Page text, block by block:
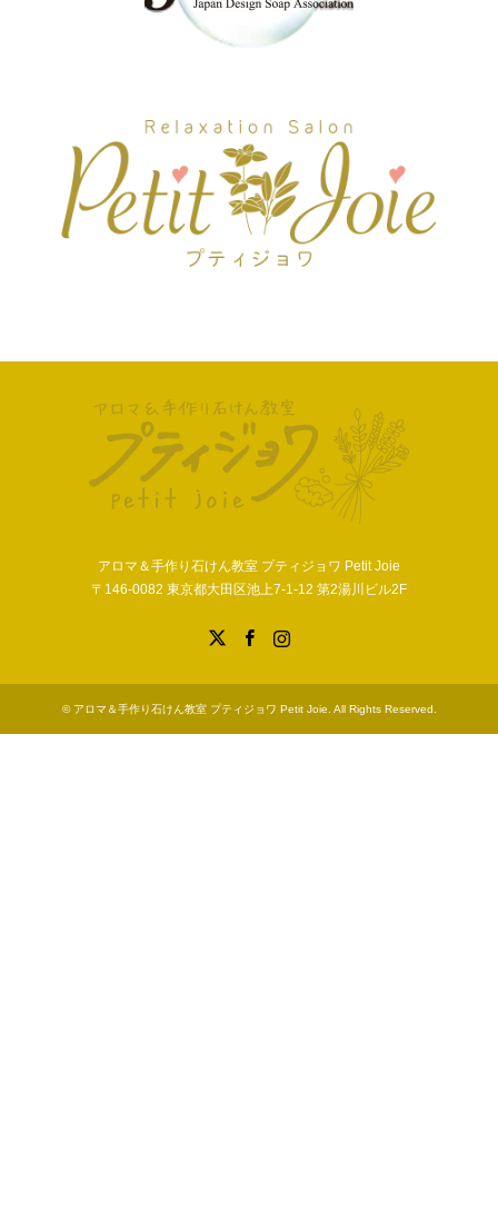
アロマ＆手作り石けん教室 プティジョワ Petit Joie
〒146-0082 東京都大田区池上7-1-12 第2湯川ビル2F
© アロマ＆手作り石けん教室 プティジョワ Petit Joie . All Rights Reserved.